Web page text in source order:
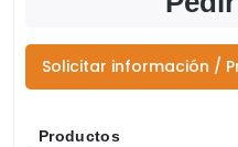
Solicitar información /
Productos